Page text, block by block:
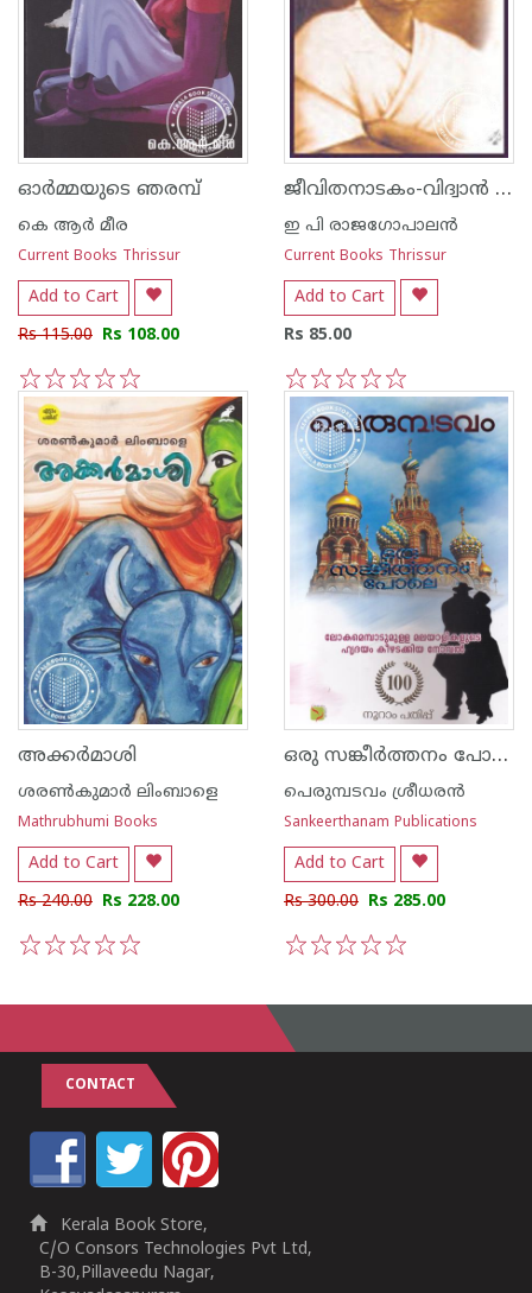
ഓര്‍മ്മയുടെ ഞരമ്പ്‌
കെ ആര്‍ മീര
Current Books Thrissur
Add to Cart
Rs 115.00 Rs 108.00
5
4
3
2
1
ജീവിതനാടകം-വിദ്വാ‌ന്‍ പി കേളുനായരുടെ ഡയറിക്കുറിപ്പുകള്‍
ഇ പി രാജഗോപാലന്‍
Current Books Thrissur
Add to Cart
Rs 85.00
5
4
3
2
1
അക്കര്‍മാശി
ശരണ്‍കുമാര്‍ ലിംബാളെ
Mathrubhumi Books
Add to Cart
Rs 240.00 Rs 228.00
ഒരു സങ്കീര്‍ത്തനം പോലെ
പെരുമ്പടവം ശ്രീധര‌ന്‍
Sankeerthanam Publications
Add to Cart
Rs 300.00 Rs 285.00
CONTACT
Kerala Book Store,
C/O Consors Technologies Pvt Ltd,
B-30,Pillaveedu Nagar,